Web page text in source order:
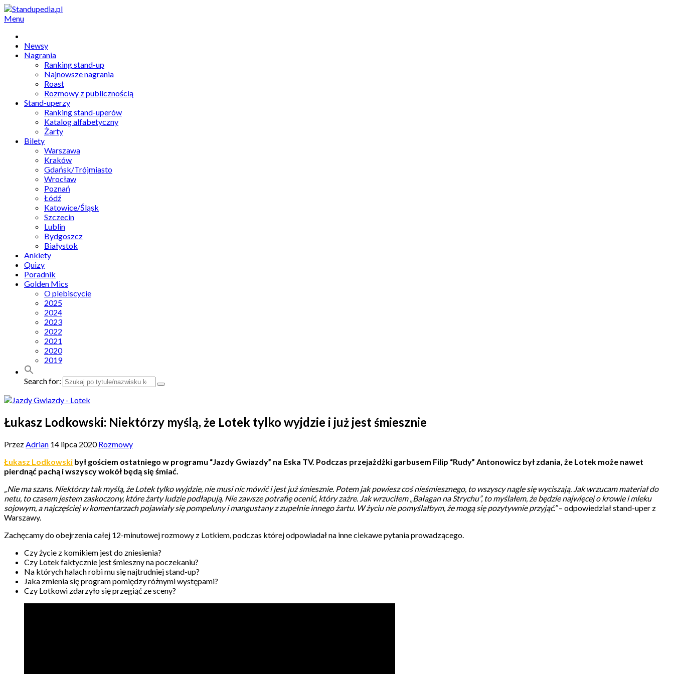
Menu
Newsy
Nagrania
Ranking stand-up
Najnowsze nagrania
Roast
Rozmowy z publicznością
Stand-uperzy
Ranking stand-uperów
Katalog alfabetyczny
Żarty
Bilety
Warszawa
Kraków
Gdańsk/Trójmiasto
Wrocław
Poznań
Łódź
Katowice/Śląsk
Szczecin
Lublin
Bydgoszcz
Białystok
Ankiety
Quizy
Poradnik
Golden Mics
O plebiscycie
2025
2024
2023
2022
2021
2020
2019
Search for:
Łukasz Lodkowski: Niektórzy myślą, że Lotek tylko wyjdzie i już jest śmiesznie
PrzezAdrian 14 lipca 2020 Rozmowy
Łukasz Lodkowski był gościem ostatniego w programu “Jazdy Gwiazdy” na Eska TV. Podczas przejażdżki garbusem Filip “Rudy” Antonowicz był zdania, że Lotek może nawet
pierdnąć pachą i wszyscy wokół będą się śmiać.
„Nie ma szans. Niektórzy tak myślą, że Lotek tylko wyjdzie, nie musi nic mówić i jest już śmiesznie. Potem jak powiesz coś nieśmiesznego, to wszyscy nagle się wyciszają. Jak wrzucam materiał do
netu, to czasem jestem zaskoczony, które żarty ludzie podłapują. Nie zawsze potrafię ocenić, który zażre. Jak wrzuciłem „Bałagan na Strychu”, to myślałem, że będzie najwięcej o krowie i mleku
sojowym, a najczęściej w komentarzach pojawiały się pompeluny i mangustany z zupełnie innego żartu. W życiu nie pomyślałbym, że mogą się pozytywnie przyjąć.”– odpowiedział stand-uper z
Warszawy.
Zachęcamy do obejrzenia całej 12-minutowej rozmowy z Lotkiem, podczas której odpowiadał na inne ciekawe pytania prowadzącego.
Czy życie z komikiem jest do zniesienia?
Czy Lotek faktycznie jest śmieszny na poczekaniu?
Na których halach robi mu się najtrudniej stand-up?
Jaka zmienia się program pomiędzy różnymi występami?
Czy Lotkowi zdarzyło się przegiąć ze sceny?